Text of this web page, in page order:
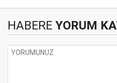
HABERE YORUM